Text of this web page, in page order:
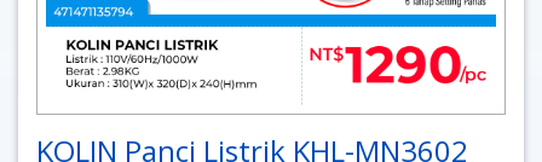
KOLIN Panci Listrik KHL-MN3602